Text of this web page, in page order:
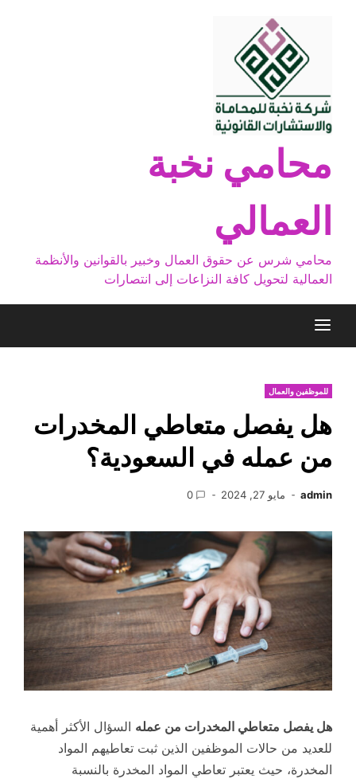
محامي نخبة
العمالي
محامي شرس عن حقوق العمال وخبير بالقوانين والأنظمة
العمالية لتحويل كافة النزاعات إلى انتصارات
للموظفين والعمال
هل يفصل متعاطي المخدرات
من عمله في السعودية؟
admin مايو 27, 2024 0
هل يفصل متعاطي المخدرات من عمله السؤال الأكثر أهمية
للعديد من حالات الموظفين الذين ثبت تعاطيهم المواد
المخدرة، حيث يعتبر تعاطي المواد المخدرة بالنسبة